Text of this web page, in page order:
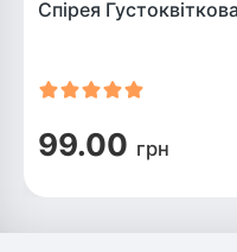
Спірея
99.00 грн